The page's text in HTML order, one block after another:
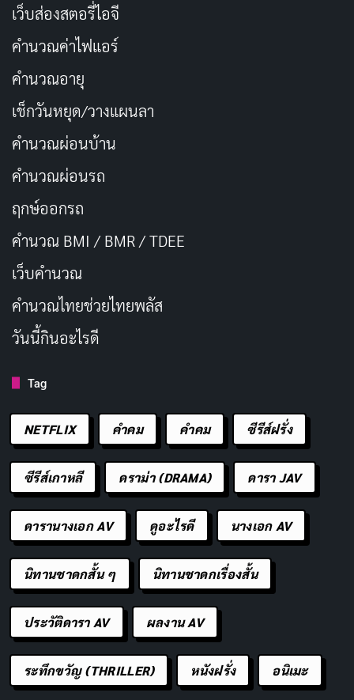
ปฏิเสธไม่ได้ว่าคอนเทนต์ทางเพศเป็นส่วนสำคัญของ I
Would Rather Kill You โดยเฉพาะในช่วงกลางเรื่องที่มี
มอนเทจฉากเซ็กซ์ที่ยาวนานระหว่าง ซังชอล กับทั้ง
สองพี่น้อง! ซีเควนซ์นี้ดูเหมือนจะเป็นจุดศูนย์กลางทางเรื่อง
ราว แม้นักแสดงทุกคนจะมีเสน่ห์ทางกายช่วยดึงดูด แต่ฉาก
จะมีองค์ประกอบความรุนแรงในตอนแรกก็ตาม! หากต้อง
สรุปฉากเซ็กซ์ด้วยคำเดียว คงเป็นคำว่าไม่รุนแรงเกินไป
มากกว่าโจ่งแจ้งหยาบคาย!
การตัดต่อโดย Jeong Se-hoon ช่วยรักษาจังหวะความเร็ว
ของเรื่องได้อย่างดีเยี่ยม ทำให้ทั้งองค์ประกอบเร้าอารมณ์
ประสิทธิภาพตลอดระยะเวลาหนัง 104 นาที ไม่รู้สึกยืดเยื้อ
หรือรวบรัดเกินไป!
I Would Rather Kill You เป็นหนังที่เลือกเดิน เส้นทางสาย
กลาง อย่างชาญฉลาด! มันไม่ดิ่งเหวเข้าสู่โลกของ หนังโป๊
เต็มรูปแบบแต่ก็ไม่ละทิ้งความร้อนแรง ขณะเดียวกันก็ไม่
ปล่อยให้โทนตลก กลบหมดความดิบเถื่อนและความเร้นลับ!
การหาจุดสมดุลระหว่างความฟิน กับความดาร์กนี้เองที่
ทำให้มันดูเข้าถึงได้มากกว่าหนังในประเภทเดียวกัน นี่อาจ
เป็น จุดแข็งสูงสุด ของหนังเรื่องนี้!
มันพิสูจน์ให้เห็นว่า หนัง Soft-Core สามารถเล่าเรื่องด้วยชั้น
เชิง มีธีมให้ขบคิด และมีพัฒนาการตัวละครที่น่าสนใจได้ แม้
จะมีฉากเซ็กซ์เป็นจุดขายหลัก! การแสดงของ Kim Ju-eun,
เว็บส่องสตอรี่ไอจี
คำนวณค่าไฟแอร์
คำนวณอายุ
เช็กวันหยุด/วางแผนลา
คำนวณผ่อนบ้าน
คำนวณผ่อนรถ
ฤกษ์ออกรถ
คำนวณ BMI / BMR / TDEE
เว็บคํานวณ
คํานวณไทยช่วยไทยพลัส
วันนี้กินอะไรดี
Tag
NETFLIX คำคม คําคม ซีรีส์ฝรั่ง
ซีรีส์เกาหลี ดราม่า (DRAMA) ดารา JAV
ดารานางเอก AV ดูอะไรดี นางเอก AV
นิทานชาดกสั้น ๆ นิทานชาดกเรื่องสั้น
ประวัติดารา AV ผลงาน AV
ระทึกขวัญ (THRILLER) หนังฝรั่ง อนิเมะ